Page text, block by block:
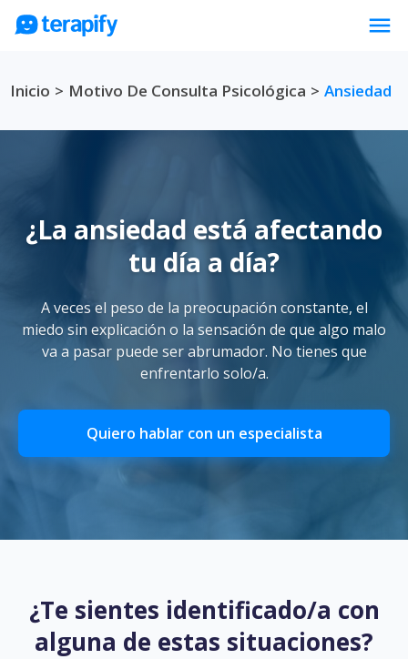
menu
Blog
Trabaja con nosotros
Inicio > Motivo De Consulta Psicológica > Ansiedad
¿La ansiedad está afectando
tu día a día?
A veces el peso de la preocupación constante, el
miedo sin explicación o la sensación de que algo malo
va a pasar puede ser abrumador. No tienes que
enfrentarlo solo/a.
Quiero hablar con un especialista
¿Te sientes identificado/a con
alguna de estas situaciones?